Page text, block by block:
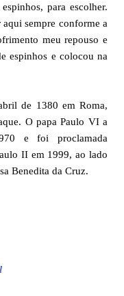
para escolher.
sempre conforme a
meu repouso e
espinhos e colocou na
de 1380 em Roma,
O papa Paulo VI a
e foi proclamada
II em 1999, ao lado
Benedita da Cruz.